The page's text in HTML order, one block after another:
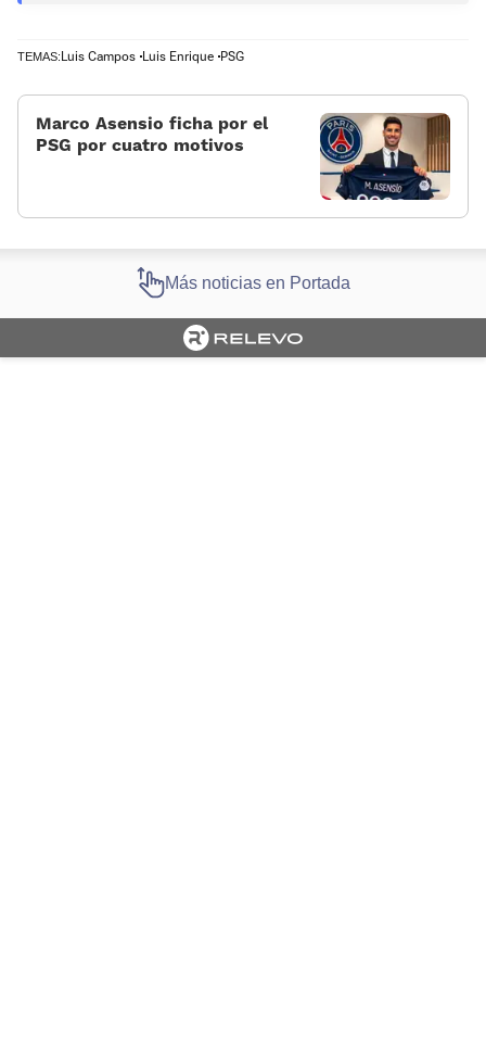
TEMAS: Luis Campos Luis Enrique PSG
Marco Asensio ficha por el
PSG por cuatro motivos
Más noticias en Portada